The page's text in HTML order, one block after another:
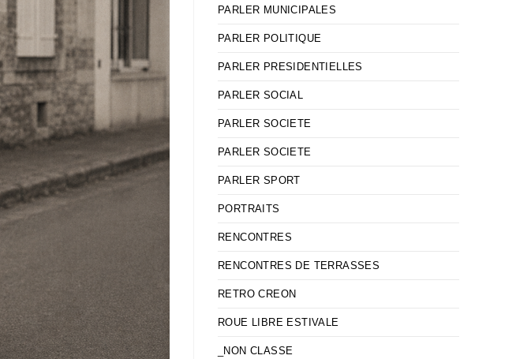
PARLER MUNICIPALES
PARLER POLITIQUE
PARLER PRESIDENTIELLES
PARLER SOCIAL
PARLER SOCIETE
PARLER SOCIETE
PARLER SPORT
PORTRAITS
RENCONTRES
RENCONTRES DE TERRASSES
RETRO CREON
ROUE LIBRE ESTIVALE
_NON CLASSE